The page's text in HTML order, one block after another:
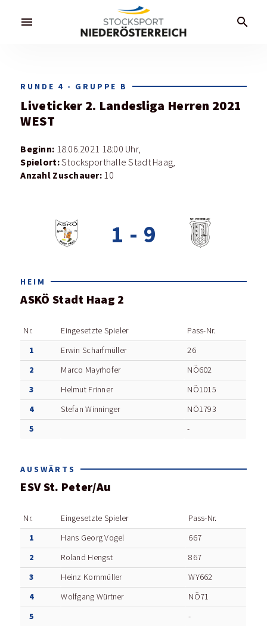
menu search
RUNDE 4 - GRUPPE B
Liveticker 2. Landesliga Herren 2021
WEST
Beginn: 18.06.2021 18:00 Uhr,
Spielort:Stocksporthalle Stadt Haag,
Anzahl Zuschauer: 10
1 - 9
HEIM
ASKÖ Stadt Haag 2
Nr. Eingesetzte Spieler Pass-Nr.
1 Erwin Scharfmüller 26
2 Marco Mayrhofer NÖ602
3 Helmut Frinner NÖ1015
4 Stefan Winninger NÖ1793
5 -
AUSWÄRTS
ESV St. Peter/Au
Nr. Eingesetzte Spieler Pass-Nr.
1 Hans Georg Vogel 667
2 Roland Hengst 867
3 Heinz Kornmüller WY662
4 Wolfgang Würtner NÖ71
5 -